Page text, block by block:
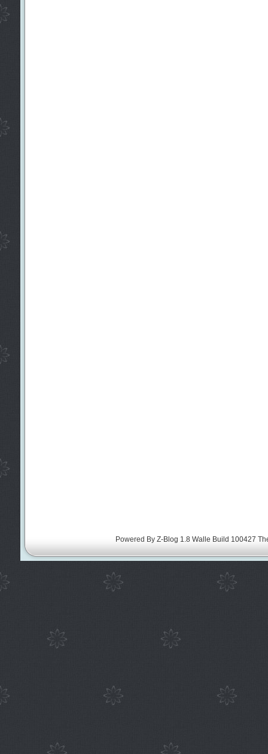
Powered By Z-Blog 1.8 Walle Build 100427